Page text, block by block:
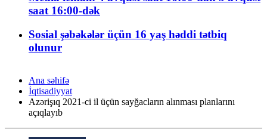
saat 16:00-dək
Sosial şəbəkələr üçün 16 yaş həddi tətbiq
olunur
Ana səhifə
İqtisadiyyat
Azərişıq 2021-ci il üçün sayğacların alınması planlarını
açıqlayıb